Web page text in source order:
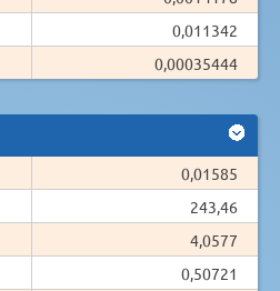
0,011342
0,00035444
0,01585
243,46
4,0577
0,50721